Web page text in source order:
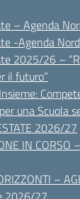
– Agenda
-Agenda Nord
2025/26 –
il futuro”
una Scuola
2026/27
IN CORSO
–